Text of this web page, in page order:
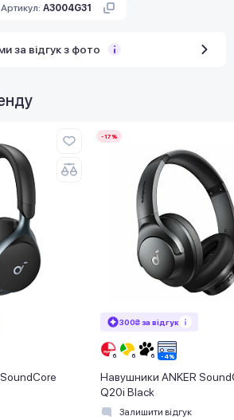
Артикул: A3004G31
за відгук з фото
-17%
300₴ за відгук
Навушники ANKER
Q20i Black
Залишити відгук